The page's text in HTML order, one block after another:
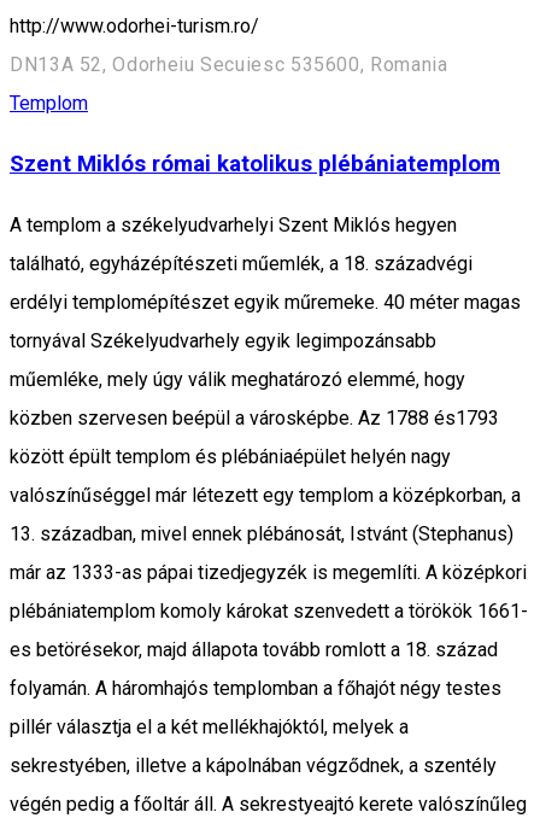
http://www.odorhei-turism.ro/
DN13A 52, Odorheiu Secuiesc 535600, Romania
Templom
Szent Miklós római katolikus plébániatemplom
A templom a székelyudvarhelyi Szent Miklós hegyen
található, egyházépítészeti műemlék, a 18. századvégi
erdélyi templomépítészet egyik műremeke. 40 méter magas
tornyával Székelyudvarhely egyik legimpozánsabb
műemléke, mely úgy válik meghatározó elemmé, hogy
közben szervesen beépül a városképbe. Az 1788 és1793
között épült templom és plébániaépület helyén nagy
valószínűséggel már létezett egy templom a középkorban, a
13. században, mivel ennek plébánosát, Istvánt (Stephanus)
már az 1333-as pápai tizedjegyzék is megemlíti. A középkori
plébániatemplom komoly károkat szenvedett a törökök 1661-
es betörésekor, majd állapota tovább romlott a 18. század
folyamán. A háromhajós templomban a főhajót négy testes
pillér választja el a két mellékhajóktól, melyek a
sekrestyében, illetve a kápolnában végződnek, a szentély
végén pedig a főoltár áll. A sekrestyeajtó kerete valószínűleg